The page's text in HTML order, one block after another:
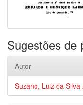
Sugestões de
Autor
Suzano, Luiz da Silva